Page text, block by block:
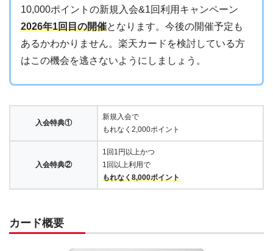
10,000ポイントの新規入会&1回利用キャンペーン
2026年1回目の開催となります。今後の開催予定も
あるかわかりません。楽天カードを検討している方
はこの機会を逃さないようにしましょう。
入会特典①
新規入会で
もれなく2,000ポイント
入会特典②
1回1円以上かつ
1回以上利用で
もれなく8,000ポイント
カード概要